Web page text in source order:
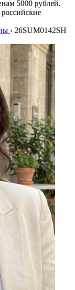
5000 рублей.
› 26SUM0142SH